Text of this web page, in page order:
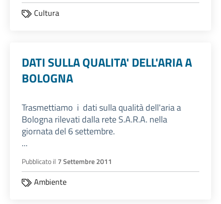
Cultura
DATI SULLA QUALITA' DELL'ARIA A
BOLOGNA
Trasmettiamo i dati sulla qualità dell'aria a
Bologna rilevati dalla rete S.A.R.A. nella
giornata del 6 settembre.
...
Pubblicato il 7 Settembre 2011
Ambiente